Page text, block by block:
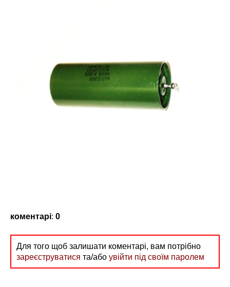
коментарі: 0
Для того щоб залишати коментарі, вам потрібно
зареєструватися та/або увійти під своїм паролем